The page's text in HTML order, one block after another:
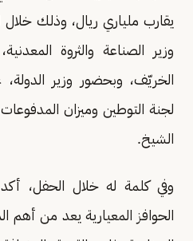
يقارب ملياري ريال، وذلك
وزير الصناعة والثروة
الخريّف، وبحضور وزير
لجنة التوطين وميزان
الشيخ.
وفي كلمة له خلال الحفل،
الحوافز المعيارية يعد من أهم